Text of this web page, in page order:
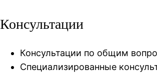
Консультации
Консультации по общим
Специализированные